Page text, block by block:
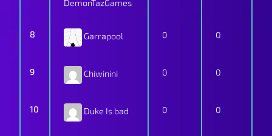
DemonTazGames
8 Garrapool 0 0
9 Chiwinini 0 0
10 Duke Is bad 0 0